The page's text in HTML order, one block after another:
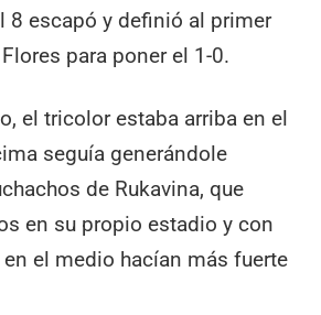
8 escapó y definió al primer
para poner el 1-0.
el tricolor estaba arriba en el
seguía generándole
de Rukavina, que
en su propio estadio y con
el medio hacían más fuerte